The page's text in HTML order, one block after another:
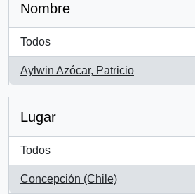
Nombre
Todos
Aylwin Azócar, Patricio
, 1 resultados
Lugar
Todos
Concepción (Chile)
, 1 resultados